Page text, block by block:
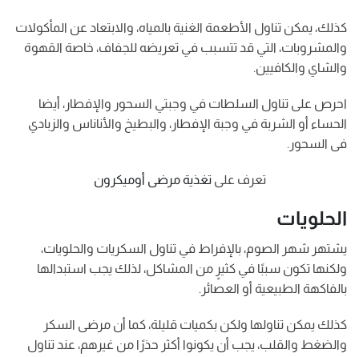
كذلك، يمكن تناول الأطعمة الغنية بالمياه، والابتعاد عن المأكولات
والمشروبات، التي قد تتسبب في تعريضه للجفاف، خاصة القهوة
والشاي والكافيين.
احرص على تناول السلطات في وجبتي السحور والإفطار، أيضا
الحساء أو الشربة في وجبة الإفطار، والبطيخ والأناناس والزبادي
فى السحور.
تعرف علىتغذية مرضى أوميكرون
الحلويات
يشتهر شهر الصوم، بالإفراط في تناول السكريات والحلويات،
ولكنها تكون سببًا في كثيرٍ من المشاكل، لذلك يجب استبدالها
بالفاكهة الطبيعية أو العصائر.
كذلك يمكن تناولها ولكن بكميات قليلة، كما أن مرضى السكر
والضغط والقلب، يجب أن يكونوا أكثر حذرًا من غيرهم، عند تناول